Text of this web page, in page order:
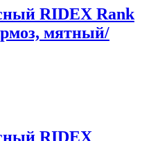
RIDEX Rank
мятный/
RIDEX